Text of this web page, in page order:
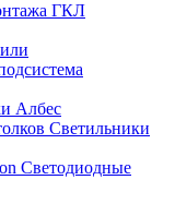
ГКЛ
Албес
Светильники
Светодиодные